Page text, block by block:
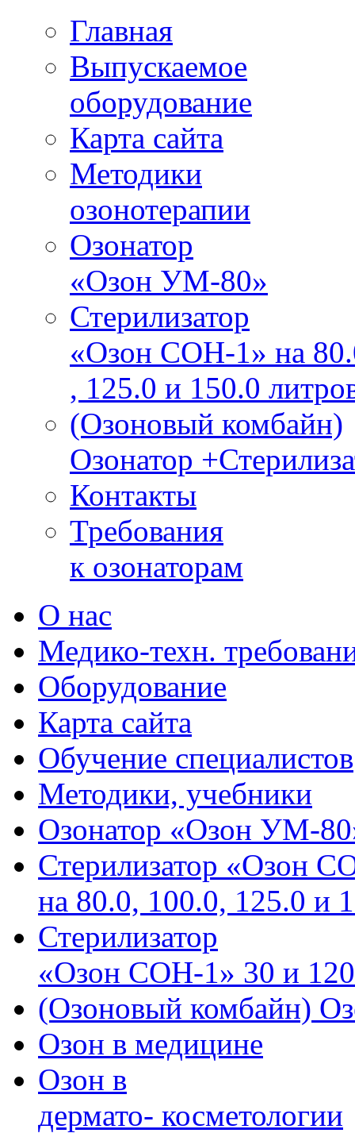
Главная
Выпускаемое
оборудование
Карта сайта
Методики
озонотерапии
Озонатор
«Озон УМ-80»
Стерилизатор
«Озон СОН-1» на
, 125.0 и 150.0
(Озоновый комбайн)
Озонатор
Контакты
Требования
к озонаторам
О нас
Медико-техн.
Оборудование
Карта сайта
Обучение специалистов
Методики, учебники
Озонатор «Озон УМ-
Стерилизатор «Озон
на 80.0, 100.0, 125.0 и
Стерилизатор
«Озон СОН-1» 30 и
(Озоновый комбайн)
Озон в медицине
Озон в
дермато- косметологии